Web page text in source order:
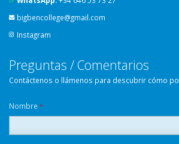
bigbencollege@gmail.com
Instagram
Preguntas / Comentarios
Contáctenos o llámenos para descubrir cómo
Nombre *